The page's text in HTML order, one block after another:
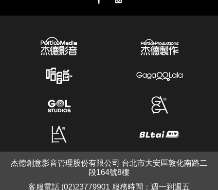
杰德創意影音管理股份有限公司 台北市大安區敦化南路二
段164號8樓
客服電話 (02)23779901 服務時間：週一到週五